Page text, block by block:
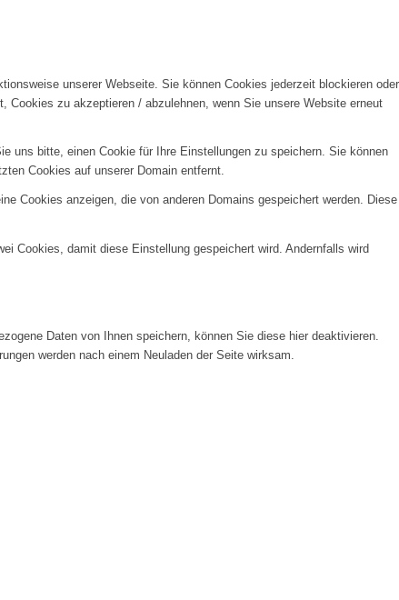
unserer Webseite. Sie können Cookies jederzeit blockieren oder
Cookies zu akzeptieren / abzulehnen, wenn Sie unsere Website erneut
uns bitte, einen Cookie für Ihre Einstellungen zu speichern. Sie können
Cookies auf unserer Domain entfernt.
Cookies anzeigen, die von anderen Domains gespeichert werden. Diese
Cookies, damit diese Einstellung gespeichert wird. Andernfalls wird
Daten von Ihnen speichern, können Sie diese hier deaktivieren.
werden nach einem Neuladen der Seite wirksam.